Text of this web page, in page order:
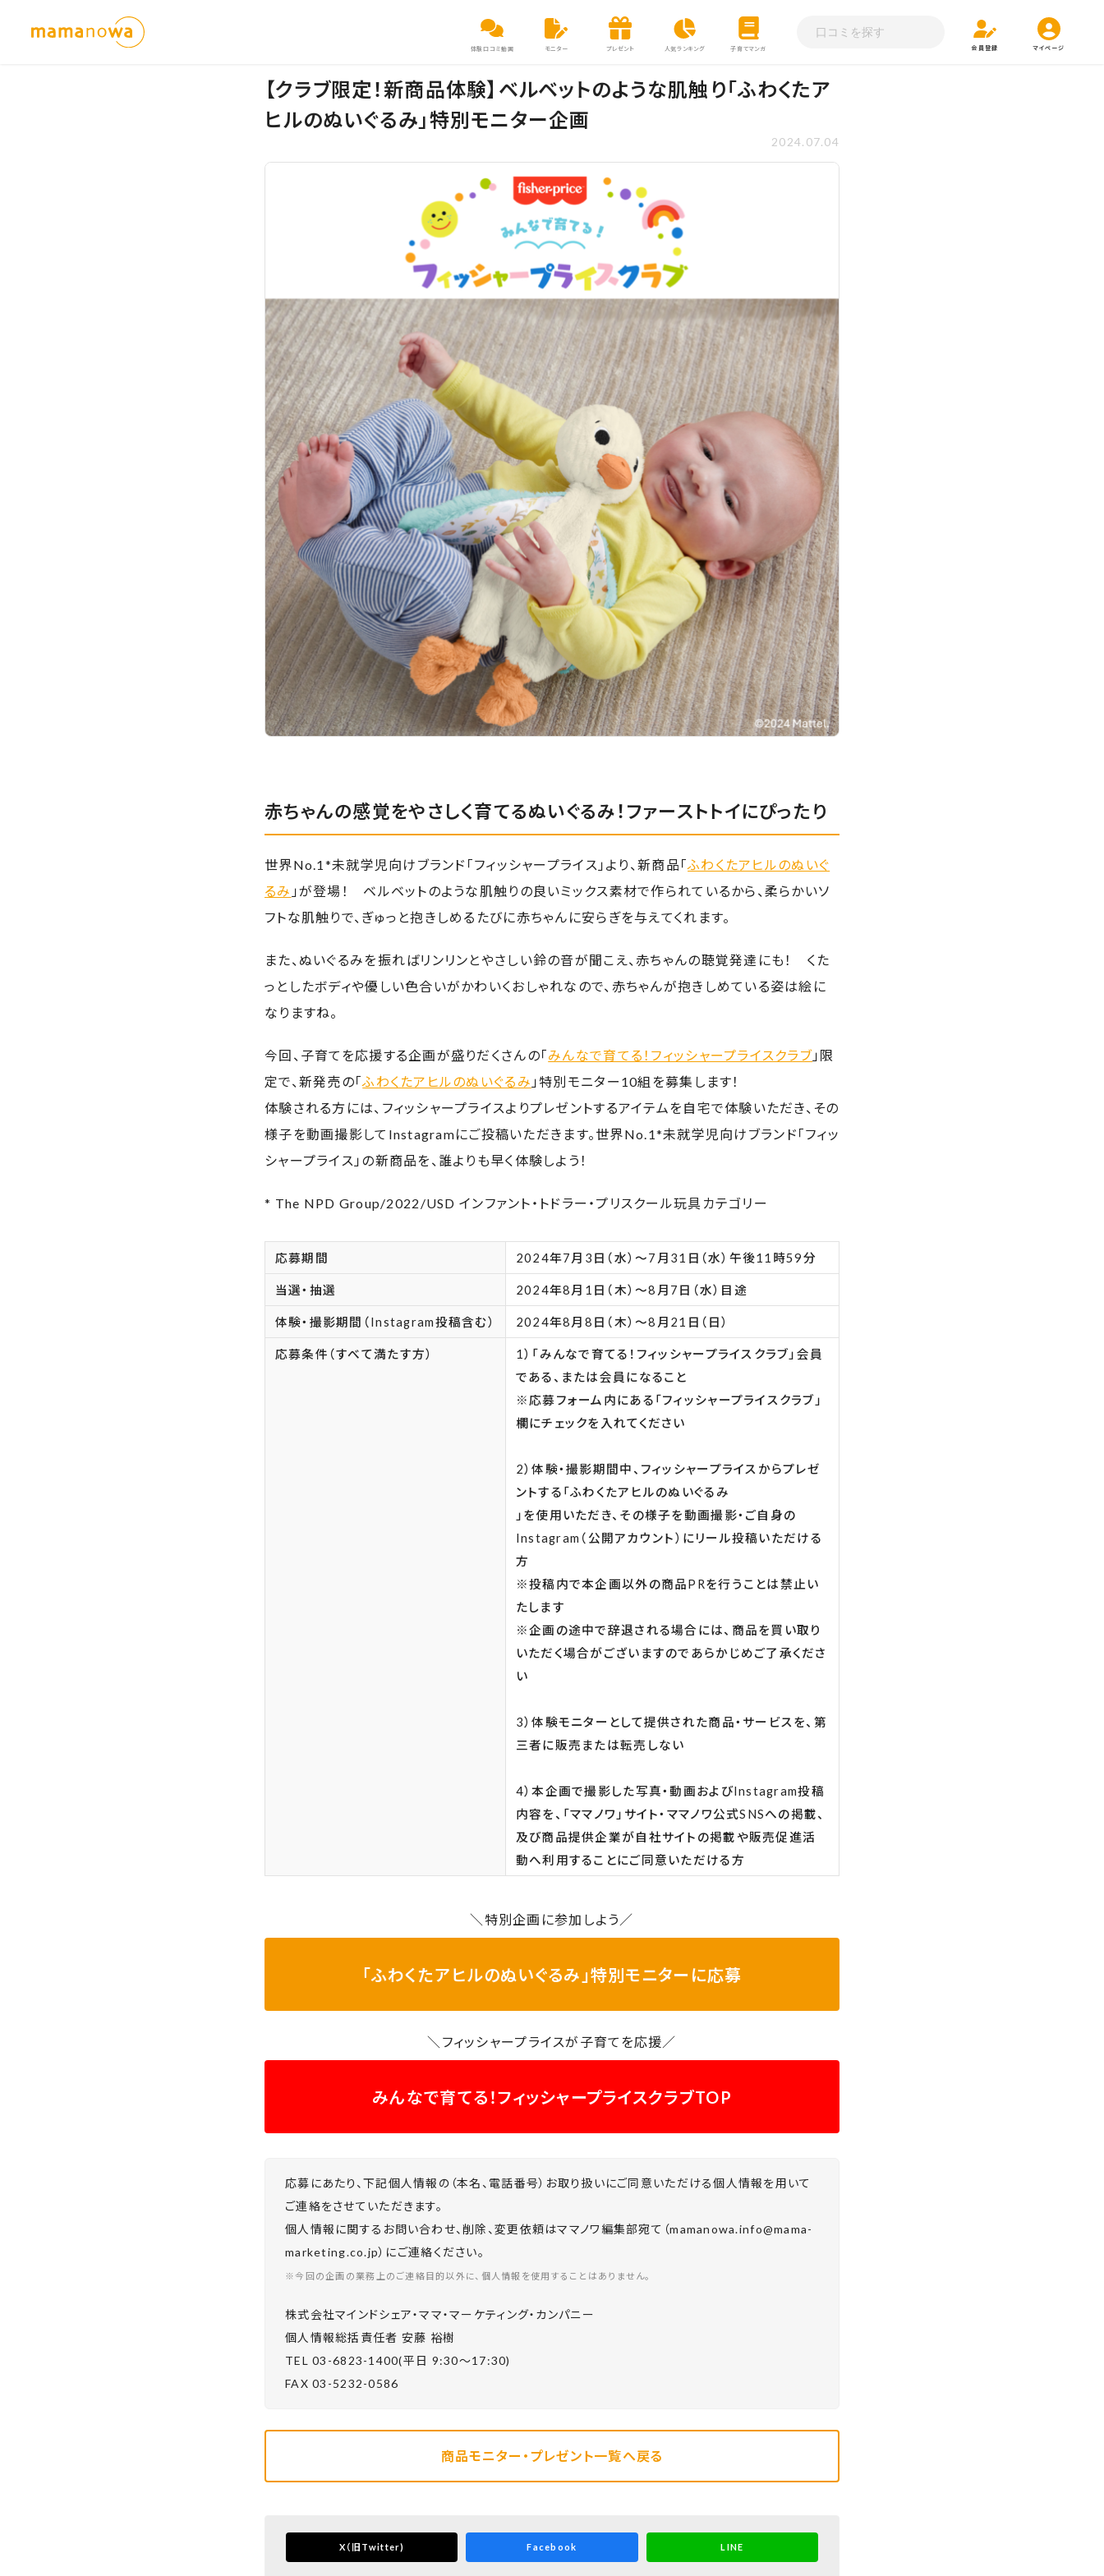
体験口コミ動画 モニター プレゼント 人気ランキング 子育てマンガ 会員登録 マイページ
【クラブ限定！新商品体験】ベルベットのような肌触り「ふわくたア
ヒルのぬいぐるみ」特別モニター企画
2024.07.04
赤ちゃんの感覚をやさしく育てるぬいぐるみ！ファーストトイにぴったり
世界No.1*未就学児向けブランド「フィッシャープライス」より、新商品「ふわくたアヒルのぬいぐ
るみ 」が登場！ ベルベットのような肌触りの良いミックス素材で作られているから、柔らかいソ
フトな肌触りで、ぎゅっと抱きしめるたびに赤ちゃんに安らぎを与えてくれます。
また、ぬいぐるみを振ればリンリンとやさしい鈴の音が聞こえ、赤ちゃんの聴覚発達にも！ くた
っとしたボディや優しい色合いがかわいくおしゃれなので、赤ちゃんが抱きしめている姿は絵に
なりますね。
今回、子育てを応援する企画が盛りだくさんの「みんなで育てる！フィッシャープライスクラブ 」限
定で、新発売の「ふわくたアヒルのぬいぐるみ 」特別モニター10組を募集します！
体験される方には、フィッシャープライスよりプレゼントするアイテムを自宅で体験いただき、その
様子を動画撮影してInstagramにご投稿いただきます。世界No.1*未就学児向けブランド「フィッ
シャープライス」の新商品を、誰よりも早く体験しよう！
* The NPD Group/2022/USD インファント・トドラー・プリスクール玩具カテゴリー
応募期間 2024年7月3日（水）～7月31日（水）午後11時59分
当選・抽選 2024年8月1日（木）～8月7日（水）目途
体験・撮影期間（Instagram投稿含む） 2024年8月8日（木）～8月21日（日）
応募条件（すべて満たす方）
1）「みんなで育てる！フィッシャープライスクラブ」会員
である、または会員になること
※応募フォーム内にある「フィッシャープライスクラブ」
欄にチェックを入れてください
2）体験・撮影期間中、フィッシャープライスからプレゼ
ントする「ふわくたアヒルのぬいぐるみ
」を使用いただき、その様子を動画撮影・ご自身の
Instagram（公開アカウント）にリール投稿いただける
方
※投稿内で本企画以外の商品PRを行うことは禁止い
たします
※企画の途中で辞退される場合には、商品を買い取り
いただく場合がございますのであらかじめご了承くださ
い
3）体験モニターとして提供された商品・サービスを、第
三者に販売または転売しない
4）本企画で撮影した写真・動画およびInstagram投稿
内容を、「ママノワ」サイト・ママノワ公式SNSへの掲載、
及び商品提供企業が自社サイトの掲載や販売促進活
動へ利用することにご同意いただける方
＼特別企画に参加しよう／
「ふわくたアヒルのぬいぐるみ」特別モニターに応募
＼フィッシャープライスが子育てを応援／
みんなで育てる！フィッシャープライスクラブTOP
応募にあたり、下記個人情報の（本名、電話番号）お取り扱いにご同意いただける個人情報を用いて
ご連絡をさせていただきます。
個人情報に関するお問い合わせ、削除、変更依頼はママノワ編集部宛て（mamanowa.info@mama-
marketing.co.jp）にご連絡ください。
※今回の企画の業務上のご連絡目的以外に、個人情報を使用することはありません。
株式会社マインドシェア・ママ・マーケティング・カンパニー
個⼈情報総括責任者 安藤 裕樹
TEL 03-6823-1400(平⽇ 9:30〜17:30)
FAX 03-5232-0586
商品モニター・プレゼント一覧へ戻る
X （旧Twitter) Facebook LINE